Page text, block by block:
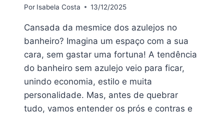
Por Isabela Costa 13/12/2025
Cansada da mesmice dos azulejos no
banheiro? Imagina um espaço com a sua
cara, sem gastar uma fortuna! A tendência
do banheiro sem azulejo veio para ficar,
unindo economia, estilo e muita
personalidade. Mas, antes de quebrar
tudo, vamos entender os prós e contras e